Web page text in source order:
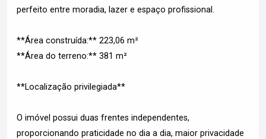
perfeito entre moradia, lazer e espaço profissional.
**Área construída:** 223,06 m²
**Área do terreno:** 381 m²
**Localização privilegiada**
O imóvel possui duas frentes independentes,
proporcionando praticidade no dia a dia, maior privacidade